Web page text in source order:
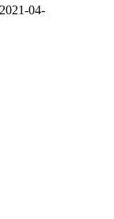
2021-04-